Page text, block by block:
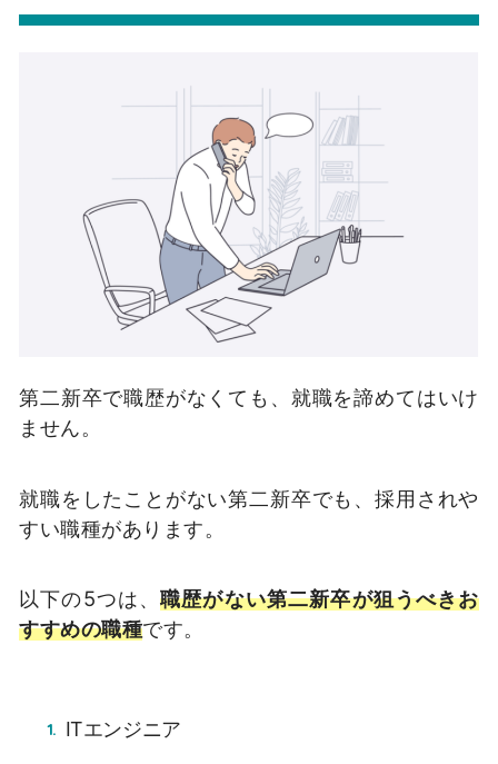
第二新卒で職歴がなくても、就職を諦めてはいけ
ません。
就職をしたことがない第二新卒でも、採用されや
すい職種があります。
以下の5つは、職歴がない第二新卒が狙うべきお
すすめの職種です。
ITエンジニア